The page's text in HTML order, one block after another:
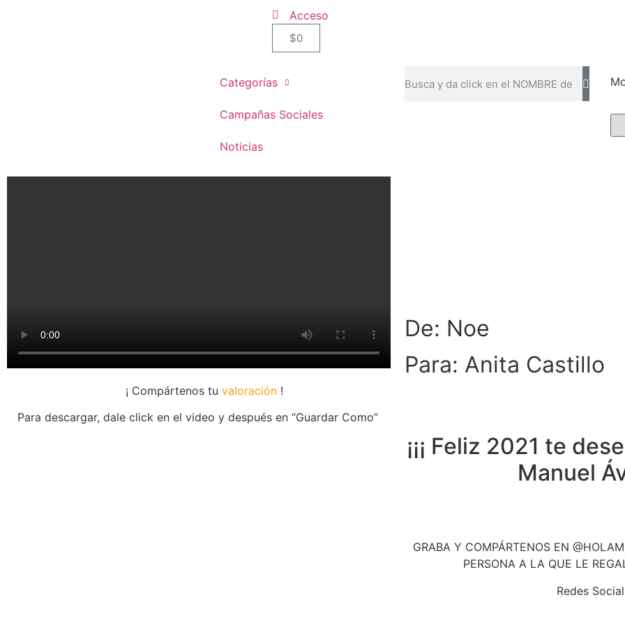
Acceso
$0
Categorías
Campañas Sociales
Noticias
¡ Compártenos tu valoración !
Para descargar, dale click en el video y después en “Guardar Como”
De: Noe
Para: Anita Castillo
¡¡¡ Feliz 2021 te
Manuel
GRABA Y COMPÁRTENOS EN
PERSONA A LA QUE LE
Redes